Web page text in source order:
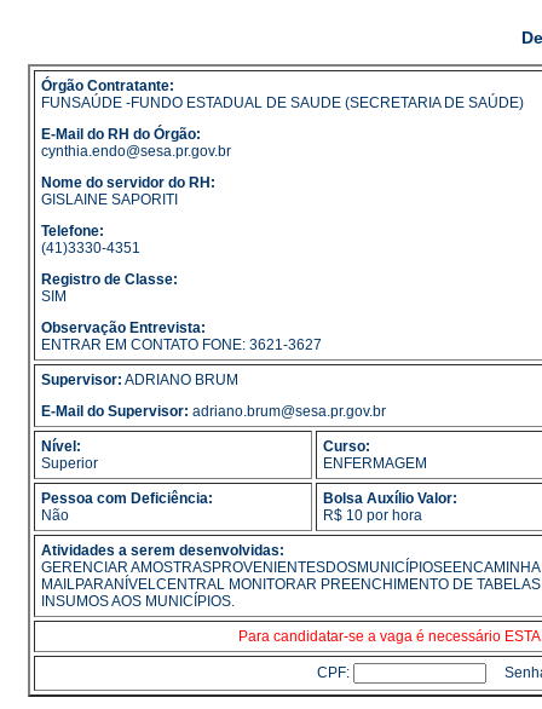
Órgão Contratante:
FUNSAÚDE -FUNDO ESTADUAL DE SAUDE (SECRETARIA DE SAÚDE)
E-Mail do RH do Órgão:
cynthia.endo@sesa.pr.gov.br
Nome do servidor do RH:
GISLAINE SAPORITI
Telefone:
(41)3330-4351
Registro de Classe:
SIM
Observação Entrevista:
ENTRAR EM CONTATO FONE: 3621-3627
Supervisor: ADRIANO BRUM
E-Mail do Supervisor: adriano.brum@sesa.pr.gov.br
Nível:
Superior
Curso:
ENFERMAGEM
Pessoa com Deficiência:
Não
Bolsa Auxílio Valor:
R$ 10 por hora
Atividades a serem desenvolvidas:
GERENCIAR
MAILPARANÍVELCENTRAL MONITORAR PREENCHIMENTO DE
INSUMOS AOS MUNICÍPIOS.
Para candidatar-se a vaga é necessário
CPF: